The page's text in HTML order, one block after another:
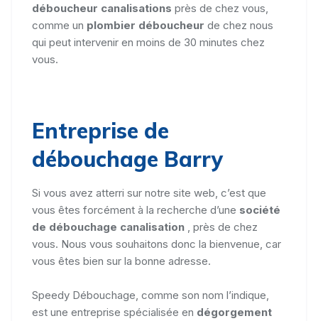
déboucheur canalisations près de chez vous,
comme un plombier déboucheur de chez nous
qui peut intervenir en moins de 30 minutes chez
vous.
Entreprise de
débouchage Barry
Si vous avez atterri sur notre site web, c’est que
vous êtes forcément à la recherche d’une société
de débouchage canalisation
, près de chez
vous. Nous vous souhaitons donc la bienvenue, car
vous êtes bien sur la bonne adresse.
Speedy Débouchage, comme son nom l’indique,
est une entreprise spécialisée en dégorgement